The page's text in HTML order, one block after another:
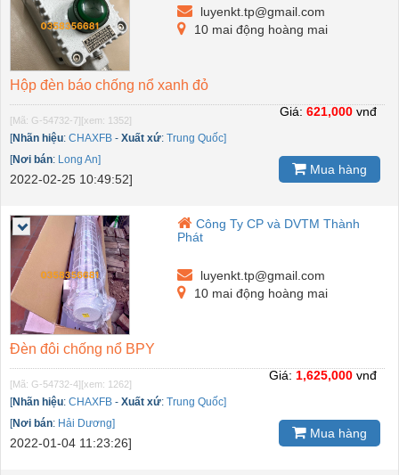
luyenkt.tp@gmail.com
10 mai động hoàng mai
Hộp đèn báo chống nổ xanh đỏ
[Mã: G-54732-7][xem: 1352]
[Nhãn hiệu: CHAXFB - Xuất xứ: Trung Quốc]
[Nơi bán: Long An]
2022-02-25 10:49:52]
Giá: 621,000 vnđ
Mua hàng
Công Ty CP và DVTM Thành
Phát
luyenkt.tp@gmail.com
10 mai động hoàng mai
Đèn đôi chống nổ BPY
[Mã: G-54732-4][xem: 1262]
[Nhãn hiệu: CHAXFB - Xuất xứ: Trung Quốc]
[Nơi bán: Hải Dương]
2022-01-04 11:23:26]
Giá: 1,625,000 vnđ
Mua hàng